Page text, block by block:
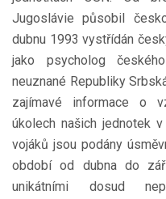
Jugoslávie působil
dubnu 1993 vystřídán
jako psycholog
neuznané Republiky
zajímavé informace o
úkolech našich jednotek
vojáků jsou podány
období od dubna do
unikátními dosud